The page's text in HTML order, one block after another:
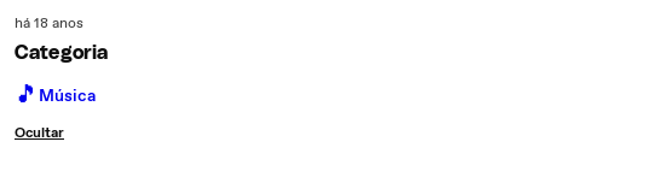
há 18 anos
Categoria
🎵 Música
Ocultar